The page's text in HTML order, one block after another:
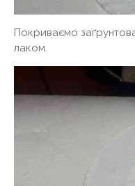
Покриваємо
лаком.